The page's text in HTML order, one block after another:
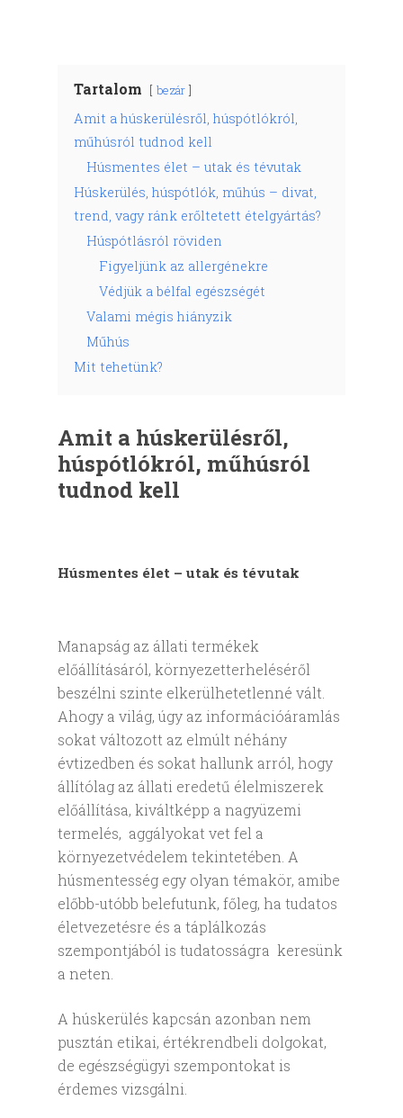
Tartalom bezár
Amit a húskerülésről, húspótlókról,
műhúsról tudnod kell
Húsmentes élet – utak és tévutak
Húskerülés, húspótlók, műhús – divat,
trend, vagy ránk erőltetett ételgyártás?
Húspótlásról röviden
Figyeljünk az allergénekre
Védjük a bélfal egészségét
Valami mégis hiányzik
Műhús
Mit tehetünk?
Amit a húskerülésről,
húspótlókról, műhúsról
tudnod kell
Húsmentes élet – utak és tévutak
Manapság az állati termékek
előállításáról, környezetterheléséről
beszélni szinte elkerülhetetlenné vált.
Ahogy a világ, úgy az információáramlás
sokat változott az elmúlt néhány
évtizedben és sokat hallunk arról, hogy
állítólag az állati eredetű élelmiszerek
előállítása, kiváltképp a nagyüzemi
termelés, aggályokat vet fel a
környezetvédelem tekintetében. A
húsmentesség egy olyan témakör, amibe
előbb-utóbb belefutunk, főleg, ha tudatos
életvezetésre és a táplálkozás
szempontjából is tudatosságra keresünk
a neten.
A húskerülés kapcsán azonban nem
pusztán etikai, értékrendbeli dolgokat,
de egészségügyi szempontokat is
érdemes vizsgálni.